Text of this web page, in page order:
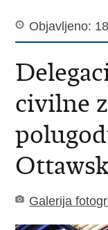
Objavljeno:
civilne
Galerija